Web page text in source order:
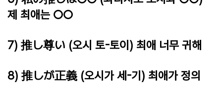
제 최애는 ○○
7) 推し尊い (오시 토-토이) 최애 너무 귀해
8) 推しが正義 (오시가 세-기) 최애가 정의